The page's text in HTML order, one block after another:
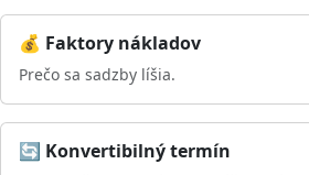
💰 Faktory nákladov
Prečo sa sadzby líšia.
🔄 Konvertibilný termín